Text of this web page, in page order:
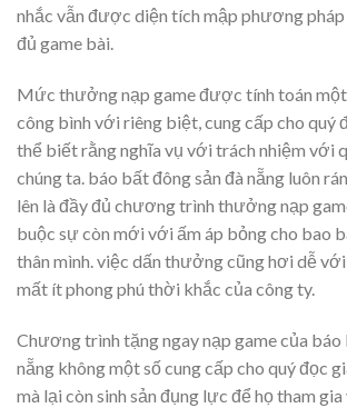
nhắc vẫn được diện tích mập phương
đủ game bài.
Mức thưởng nạp game được tính toán
công bình với riêng biệt, cung cấp cho quý
thể biết rằng nghĩa vụ với trách nhiệm với
chúng ta. báo bất đông sản đà nẵng luôn
lên là đầy đủ chương trình thưởng nạp
buộc sự còn mới với ấm áp bỏng cho bao
thân mình. việc dấn thưởng cũng hơi dễ
mất ít phong phú thời khắc của công ty.
Chương trình tặng ngay nạp game của báo
nẵng không một số cung cấp cho quý đọc
mà lại còn sinh sản đụng lực để họ tham